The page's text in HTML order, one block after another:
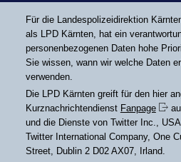
Für die Landespolizeidirektion
als LPD Kärnten, hat ein
personenbezogenen Daten hohe
Sie wissen, wann wir welche Daten
verwenden.
Die LPD Kärnten greift für den hier
Kurznachrichtendienst Fanpage
und die Dienste von Twitter Inc.,
Twitter International Company, One
Street, Dublin 2 D02 AX07, Irland.